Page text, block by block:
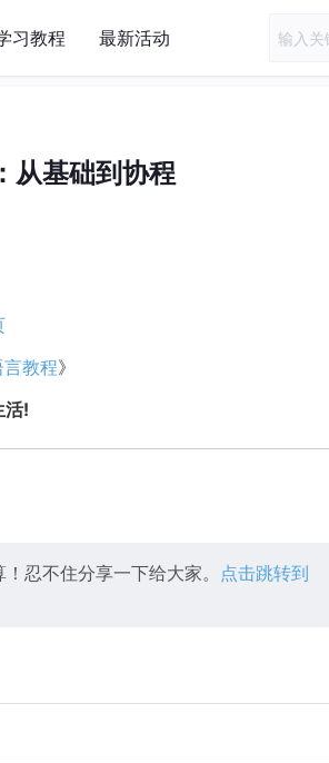
习教程 最新活动
从基础到协程
教程》
活!
忍不住分享一下给大家。 点击跳转到